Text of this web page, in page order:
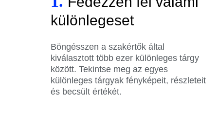
különlegeset
Böngésszen a szakértők által
kiválasztott több ezer különleges tárgy
között. Tekintse meg az egyes
különleges tárgyak fényképeit, részleteit
és becsült értékét.